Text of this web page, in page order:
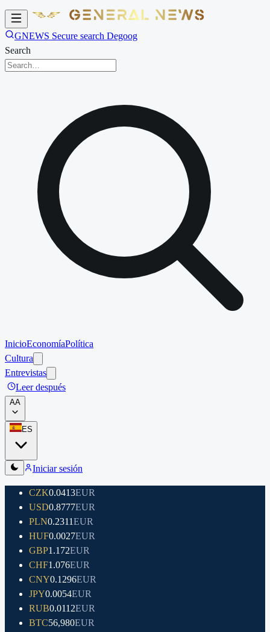
GNEWS Secure search Degoog
Search
InicioEconomíaPolítica
Cultura
Entrevistas
Leer después
AA
ES
Iniciar sesión
CZK0.0413EUR
USD0.8777EUR
PLN0.2311EUR
HUF0.0027EUR
GBP1.172EUR
CHF1.076EUR
CNY0.1296EUR
JPY0.0054EUR
RUB0.0112EUR
BTC56,980EUR